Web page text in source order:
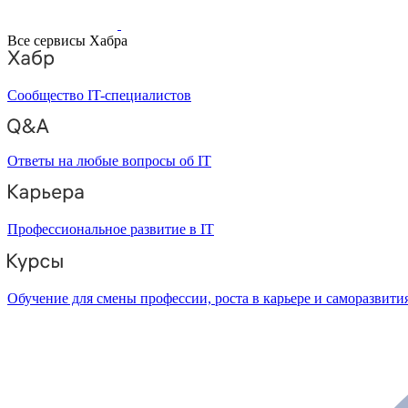
Все сервисы Хабра
Сообщество IT-специалистов
Ответы на любые вопросы об IT
Профессиональное развитие в IT
Обучение для смены профессии, роста в карьере и